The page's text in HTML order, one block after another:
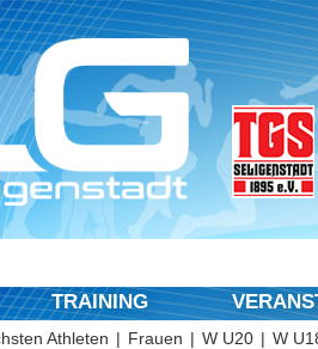
TRAINING
Athleten Frauen W U20 W